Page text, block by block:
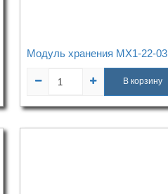
Модуль хранения МХ1-22-03
В корзину